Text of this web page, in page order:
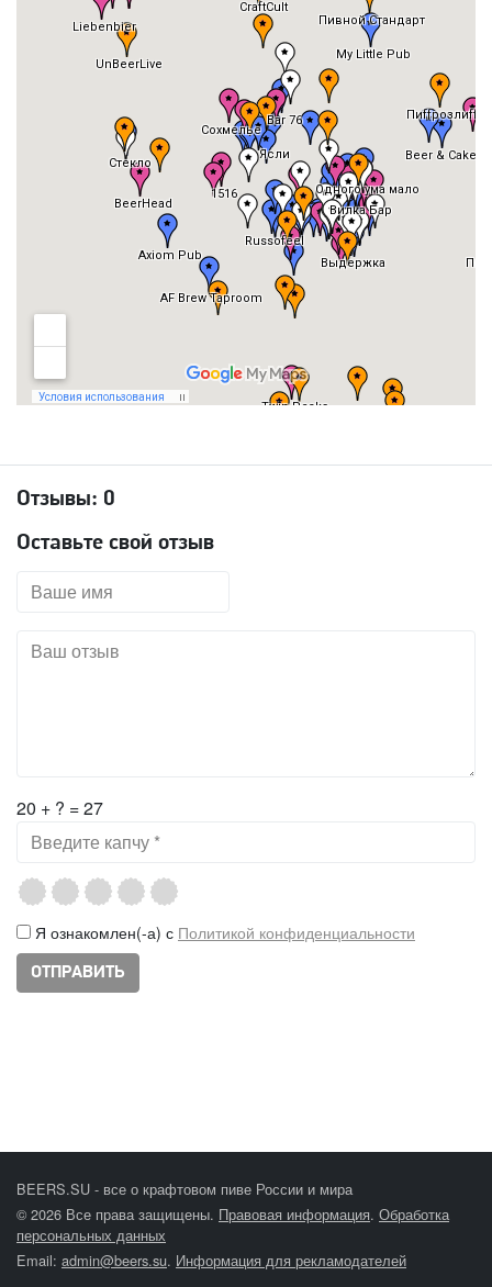
Отзывы: 0
Оставьте свой отзыв
20 + ? = 27
Я ознакомлен(-а) с Политикой конфиденциальности
BEERS.SU - все о крафтовом пиве России и мира
© 2026 Все права защищены. Правовая информация. Обработка
персональных данных
Email: admin@beers.su. Информация для рекламодателей